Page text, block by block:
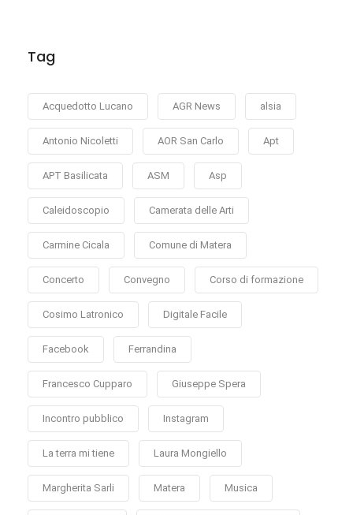
Tag
Acquedotto Lucano AGR News alsia
Antonio Nicoletti AOR San Carlo Apt
APT Basilicata ASM Asp
Caleidoscopio Camerata delle Arti
Carmine Cicala Comune di Matera
Concerto Convegno Corso di formazione
Cosimo Latronico Digitale Facile
Facebook Ferrandina
Francesco Cupparo Giuseppe Spera
Incontro pubblico Instagram
La terra mi tiene Laura Mongiello
Margherita Sarli Matera Musica